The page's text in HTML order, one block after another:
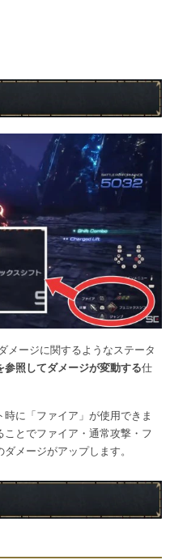
メージに関するようなステータ
照してダメージが変動する仕
に「ファイア」が使用できま
とでファイア・通常攻撃・フ
メージがアップします。